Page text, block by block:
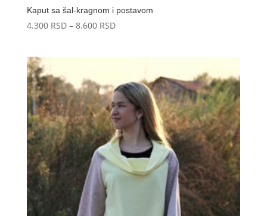
Kaput sa šal-kragnom i postavom
4.300 RSD – 8.600 RSDRaspon
8.600 RSD